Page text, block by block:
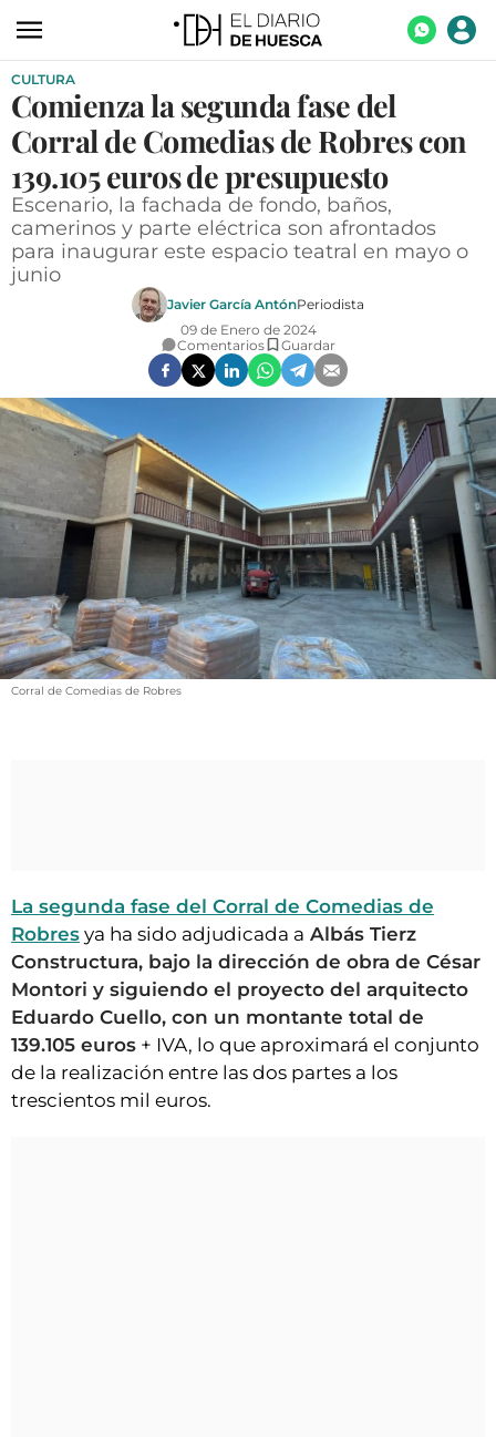
ACTUALIDAD
ECONOMÍA
TURISMO
AGROALIMENTACIÓN
OPINIÓN
GALERÍAS
VÍDEOS
CONTACTAR
FIESTAS EN EL ALTO ARAGÓN
FIESTAS DE SAN LORENZO
AGENDA
INICIAR SESIÓN
CULTURA
Comienza la segunda fase del
Corral de Comedias de Robres con
139.105 euros de presupuesto
Escenario, la fachada de fondo, baños,
camerinos y parte eléctrica son afrontados
para inaugurar este espacio teatral en mayo o
junio
Javier García AntónPeriodista
09 de Enero de 2024
Comentarios
Guardar
Corral de Comedias de Robres
La segunda fase del Corral de Comedias de
Robres ya ha sido adjudicada a Albás Tierz
Constructura, bajo la dirección de obra de César
Montori y siguiendo el proyecto del arquitecto
Eduardo Cuello, con un montante total de
139.105 euros + IVA, lo que aproximará el conjunto
de la realización entre las dos partes a los
trescientos mil euros.